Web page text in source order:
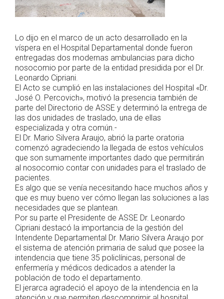
Lo dijo en el marco de un acto desarrollado en la
víspera en el Hospital Departamental donde fueron
entregadas dos modernas ambulancias para dicho
nosocomio por parte de la entidad presidida por el Dr.
Leonardo Cipriani.
El Acto se cumplió en las instalaciones del Hospital «Dr.
José O. Percovich», motivó la presencia también de
parte del Directorio de ASSE y determinó la entrega de
las dos unidades de traslado, una de ellas
especializada y otra común.-
El Dr. Mario Silvera Araujo, abrió la parte oratoria
comenzó agradeciendo la llegada de estos vehículos
que son sumamente importantes dado que permitirán
al nosocomio contar con unidades para el traslado de
pacientes.
Es algo que se venía necesitando hace muchos años y
que es muy bueno ver cómo llegan las soluciones a las
necesidades que se plantean.
Por su parte el Presidente de ASSE Dr. Leonardo
Cipriani destacó la importancia de la gestión del
Intendente Departamental Dr. Mario Silvera Araujo por
el sistema de atención primaria de salud que posee la
intendencia que tiene 35 policlínicas, personal de
enfermería y médicos dedicados a atender la
población de todo el departamento.
El jerarca agradeció el apoyo de la intendencia en la